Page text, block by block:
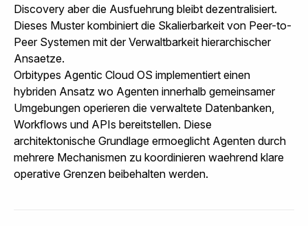
Discovery aber die Ausfuehrung bleibt dezentralisiert.
Dieses Muster kombiniert die Skalierbarkeit von Peer-to-
Peer Systemen mit der Verwaltbarkeit hierarchischer
Ansaetze.
Orbitypes Agentic Cloud OS implementiert einen
hybriden Ansatz wo Agenten innerhalb gemeinsamer
Umgebungen operieren die verwaltete Datenbanken,
Workflows und APIs bereitstellen. Diese
architektonische Grundlage ermoeglicht Agenten durch
mehrere Mechanismen zu koordinieren waehrend klare
operative Grenzen beibehalten werden.